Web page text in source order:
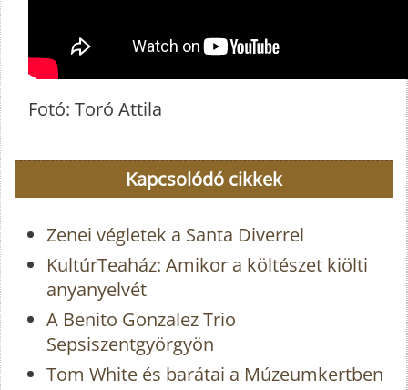
Fotó: Toró Attila
Kapcsolódó cikkek
Zenei végletek a Santa Diverrel
KultúrTeaház: Amikor a költészet kiölti
anyanyelvét
A Benito Gonzalez Trio
Sepsiszentgyörgyön
Tom White és barátai a Múzeumkertben